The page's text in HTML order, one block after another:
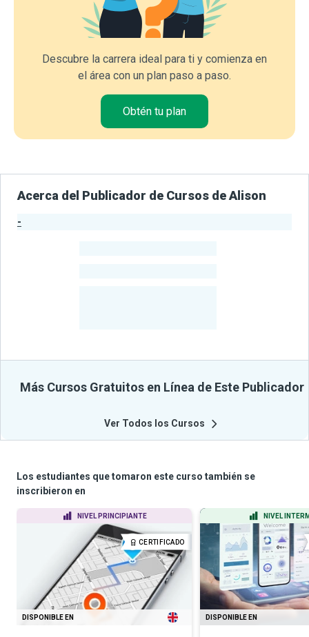
Descubre la carrera ideal para ti y comienza en
el área con un plan paso a paso.
Obtén tu plan
Acerca del Publicador de Cursos de Alison
-
Más Cursos Gratuitos en Línea de Este Publicador
Ver Todos los Cursos
Los estudiantes que tomaron este curso también se
inscribieron en
NIVEL PRINCIPIANTE
CERTIFICADO
DISPONIBLE EN
NIVEL
DISPONIBLE EN